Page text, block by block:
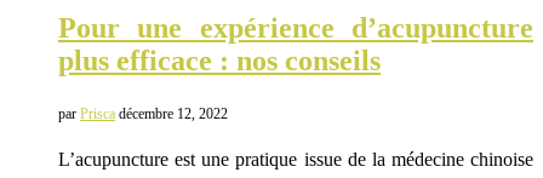
Pour une expérience d’acupuncture
plus efficace : nos conseils
par Prisca décembre 12, 2022
L’acupuncture est une pratique issue de la médecine chinoise